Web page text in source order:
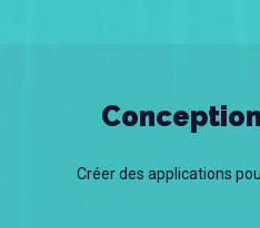
Créer des applications